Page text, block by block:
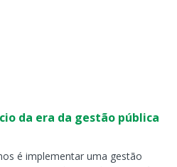
da era da gestão pública
é implementar uma gestão